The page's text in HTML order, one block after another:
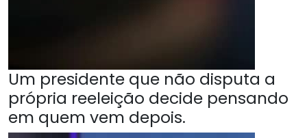
Um presidente que não disputa a
própria reeleição decide pensando
em quem vem depois.